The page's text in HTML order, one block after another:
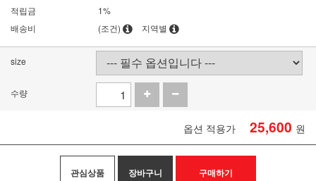
적립금
1%
배송비
(조건) 지역별
size
수량
옵션 적용가 25,600 원
관심상품 장바구니 구매하기